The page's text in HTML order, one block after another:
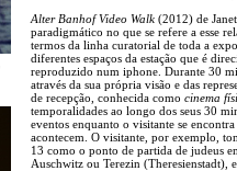
Alter Banhof Video Walk (2012) de
paradigmático no que se refere a esse
termos da linha curatorial de toda a
diferentes espaços da estação que é
reproduzido num iphone. Durante 30
através da sua própria visão e das
de recepção, conhecida como cinema
temporalidades ao longo dos seus 30
eventos enquanto o visitante se
acontecem. O visitante, por exemplo,
13 como o ponto de partida de judeus
Auschwitz ou Terezin (Theresienstadt),